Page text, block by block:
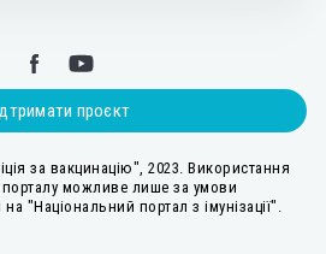
проєкт
за вакцинацію", 2023. Використання
порталу можливе лише за умови
"Національний портал з імунізації".